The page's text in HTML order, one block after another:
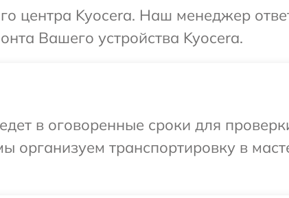
центра Kyocera. Наш менеджер
Вашего устройства Kyocera.
в оговоренные сроки для
организуем транспортировку в